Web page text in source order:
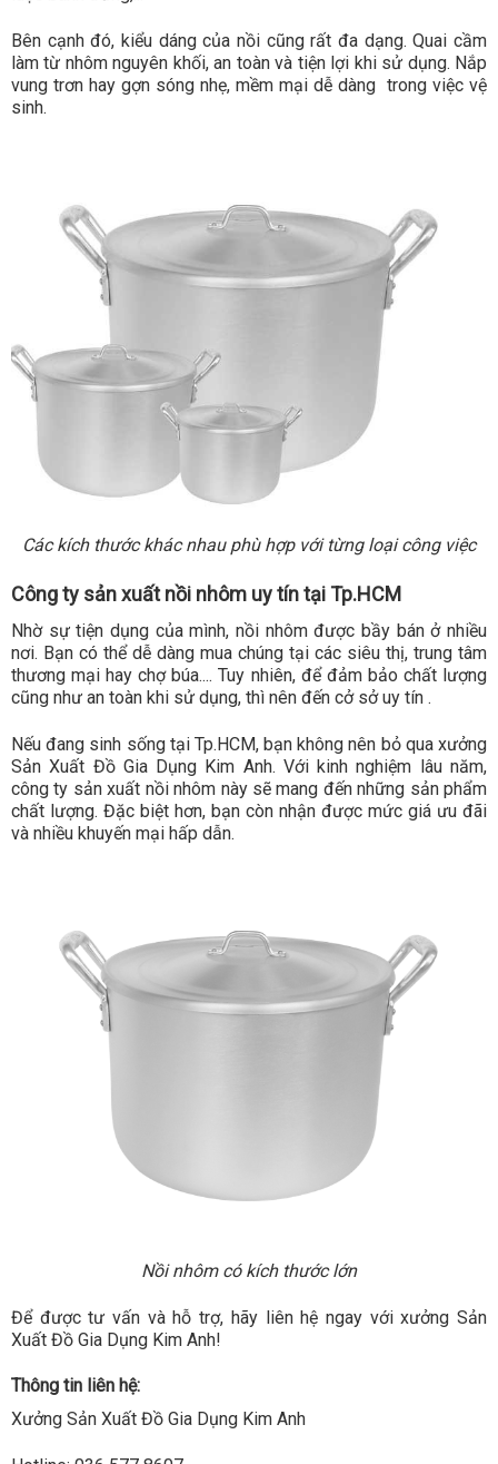
Bên cạnh đó, kiểu dáng của nồi cũng rất đa dạng. Quai cầm
làm từ nhôm nguyên khối, an toàn và tiện lợi khi sử dụng. Nắp
vung trơn hay gợn sóng nhẹ, mềm mại dễ dàng trong việc vệ
sinh.
Các kích thước khác nhau phù hợp với từng loại công việc
Công ty sản xuất nồi nhôm uy tín tại Tp.HCM
Nhờ sự tiện dụng của mình, nồi nhôm được bầy bán ở nhiều
nơi. Bạn có thể dễ dàng mua chúng tại các siêu thị, trung tâm
thương mại hay chợ búa.... Tuy nhiên, để đảm bảo chất lượng
cũng như an toàn khi sử dụng, thì nên đến cở sở uy tín .
Nếu đang sinh sống tại Tp.HCM, bạn không nên bỏ qua xưởng
Sản Xuất Đồ Gia Dụng Kim Anh. Với kinh nghiệm lâu năm,
công ty sản xuất nồi nhôm này sẽ mang đến những sản phẩm
chất lượng. Đặc biệt hơn, bạn còn nhận được mức giá ưu đãi
và nhiều khuyến mại hấp dẫn.
Nồi nhôm có kích thước lớn
Để được tư vấn và hỗ trợ, hãy liên hệ ngay với xưởng Sản
Xuất Đồ Gia Dụng Kim Anh!
Thông tin liên hệ:
Xưởng Sản Xuất Đồ Gia Dụng Kim Anh